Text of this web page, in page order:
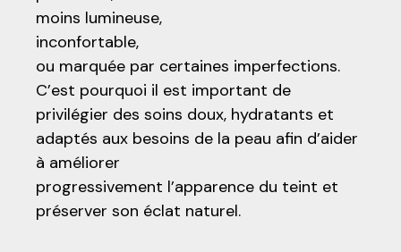
moins lumineuse,
inconfortable,
ou marquée par certaines imperfections.
C’est pourquoi il est important de
privilégier des soins doux, hydratants et
adaptés aux besoins de la peau afin d’aider
à améliorer
progressivement l’apparence du teint et
préserver son éclat naturel.